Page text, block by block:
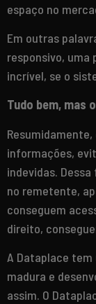
espaço no
Em outras
responsivo,
incrível, se o
Tudo bem, mas
informações,
indevidas.
no remetente,
conseguem
direito,
A Dataplace
madura e
assim. O